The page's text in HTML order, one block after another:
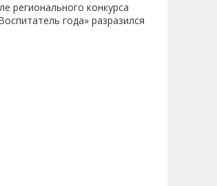
регионального конкурса
года» разразился